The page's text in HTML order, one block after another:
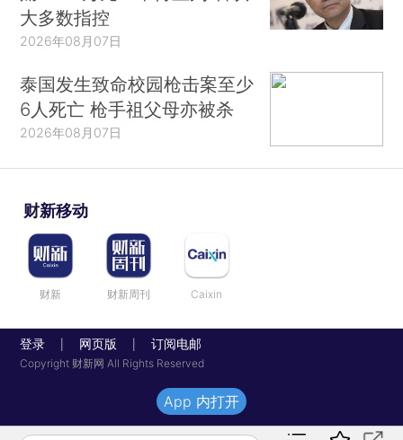
大多数指控
2026年08月07日
泰国发生致命校园枪击案至少
6人死亡 枪手祖父母亦被杀
2026年08月07日
财新移动
财新 财新周刊 Caixin
登录 网页版 订阅电邮
Copyright 财新网 All Rights Reserved
App 内打开